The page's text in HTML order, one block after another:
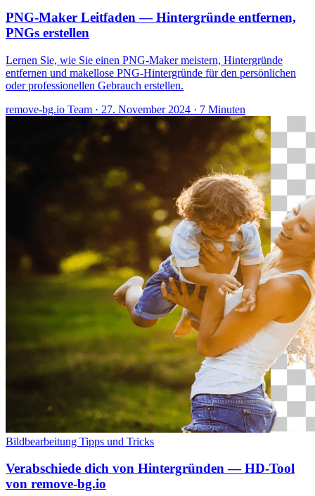
PNG-Maker Leitfaden — Hintergründe entfernen,
PNGs erstellen
Lernen Sie, wie Sie einen PNG-Maker meistern, Hintergründe
entfernen und makellose PNG-Hintergründe für den persönlichen
oder professionellen Gebrauch erstellen.
remove-bg.io Team · 27. November 2024 · 7 Minuten
Bildbearbeitung Tipps und Tricks
Verabschiede dich von Hintergründen — HD-Tool
von remove-bg.io